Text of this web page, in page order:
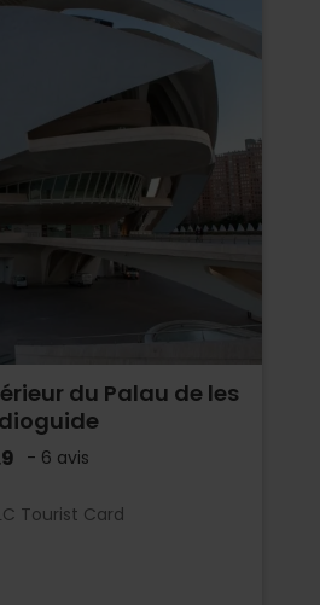
du Palau de les
- 6 avis
Tourist Card